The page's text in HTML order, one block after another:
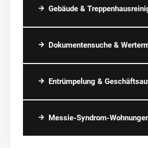
Gebäude &
Dokumentensuche &
Entrümpelung &
Messie-Syndrom-